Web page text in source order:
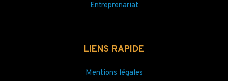
Entreprenariat
LIENS RAPIDE
Mentions légales